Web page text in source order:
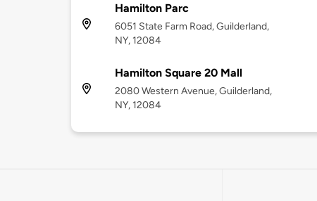
Hamilton Parc
6051 State Farm Road, Guilderland,
NY, 12084
Hamilton Square 20 Mall
2080 Western Avenue, Guilderland,
NY, 12084